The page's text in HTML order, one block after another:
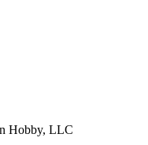
Hobby, LLC